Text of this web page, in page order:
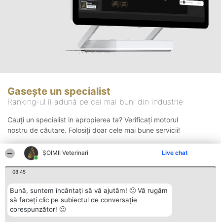
ȘOIMII Veterinari Live chat
08:45
Bună, suntem încântați să vă ajutăm! 🙂 Vă rugăm
să faceți clic pe subiectul de conversație
corespunzător! 🙂
Gasește un specialist
Ranking-ul îi adună pe cei mai buni din industrie
Cauți un specialist in apropierea ta? Verificați motorul
nostru de căutare. Folosiți doar cele mai bune servicii!